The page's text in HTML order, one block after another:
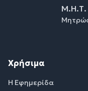
Μ.Η.Τ.
Χρήσιμα
Η Εφημερίδα